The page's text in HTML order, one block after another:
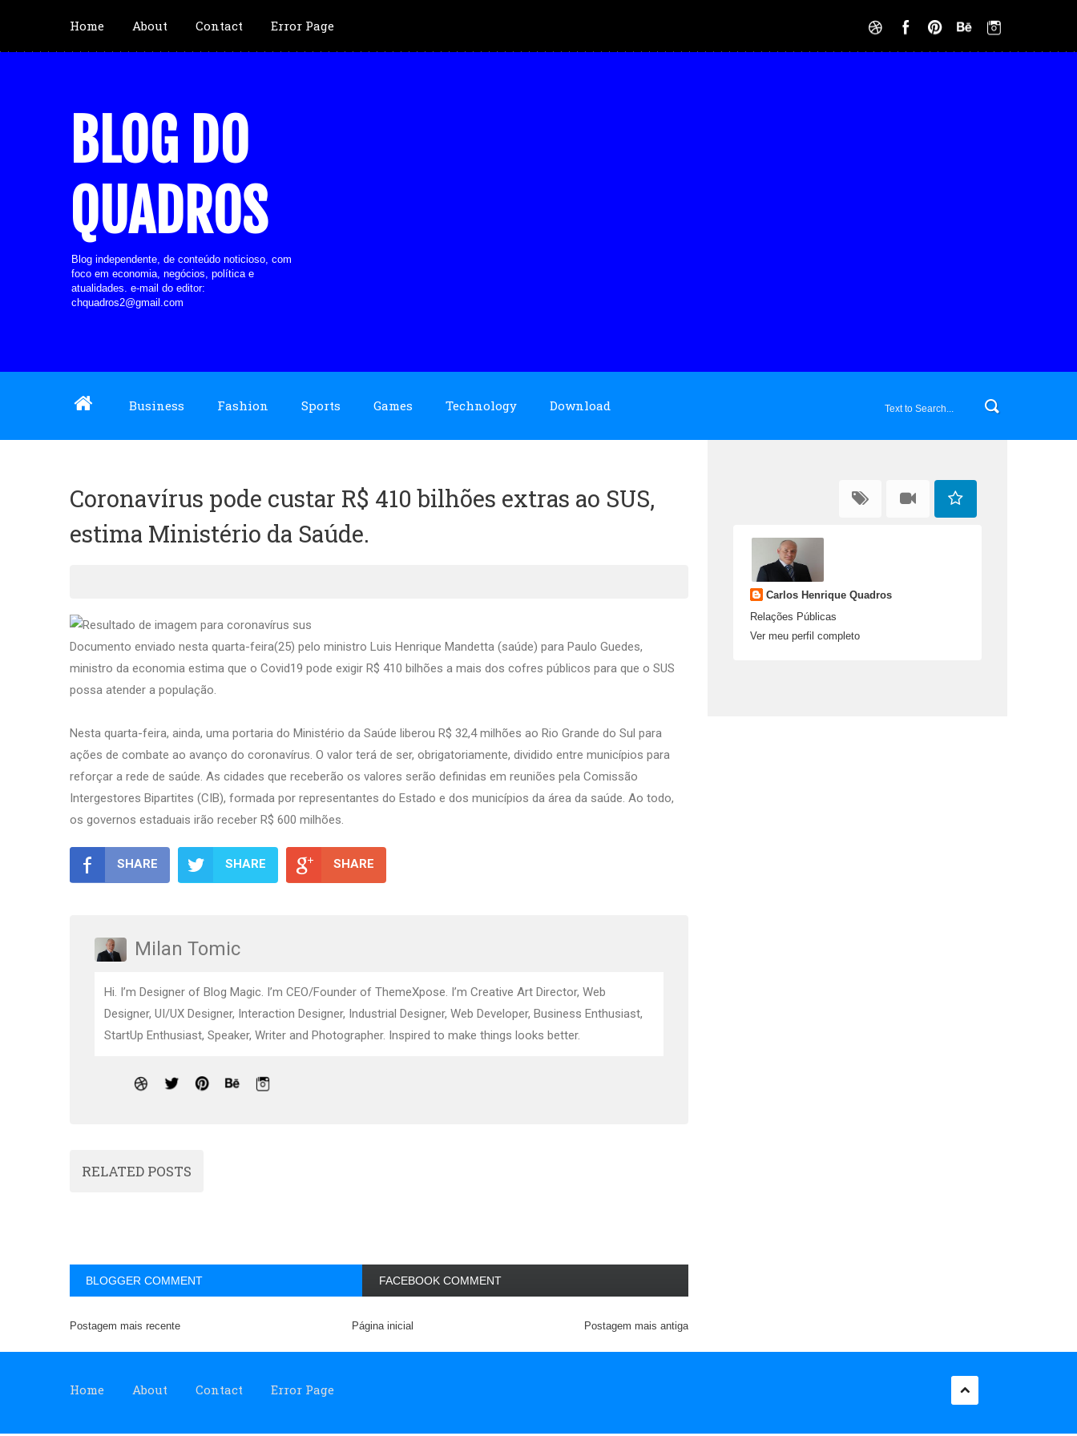
Home About Contact Error Page
BLOG DO
QUADROS
Blog independente, de conteúdo noticioso, com
foco em economia, negócios, política e
atualidades. e-mail do editor:
chquadros2@gmail.com
Business Fashion Sports Games Technology Download
Coronavírus pode custar R$ 410 bilhões extras ao SUS,
estima Ministério da Saúde.
Documento enviado nesta quarta-feira(25) pelo ministro Luis Henrique Mandetta (saúde) para Paulo Guedes,
ministro da economia estima que o Covid19 pode exigir R$ 410 bilhões a mais dos cofres públicos para que o SUS
possa atender a população.
Nesta quarta-feira, ainda, uma portaria do Ministério da Saúde liberou R$ 32,4 milhões ao Rio Grande do Sul para
ações de combate ao avanço do coronavírus. O valor terá de ser, obrigatoriamente, dividido entre municípios para
reforçar a rede de saúde. As cidades que receberão os valores serão definidas em reuniões pela Comissão
Intergestores Bipartites (CIB), formada por representantes do Estado e dos municípios da área da saúde. Ao todo,
os governos estaduais irão receber R$ 600 milhões.
SHARE SHARE SHARE
Milan Tomic
Hi. I’m Designer of Blog Magic. I’m CEO/Founder of ThemeXpose. I’m Creative Art Director, Web
Designer, UI/UX Designer, Interaction Designer, Industrial Designer, Web Developer, Business Enthusiast,
StartUp Enthusiast, Speaker, Writer and Photographer. Inspired to make things looks better.
RELATED POSTS
BLOGGER COMMENT FACEBOOK COMMENT
Postagem mais recente Postagem mais antiga
Página inicial
Carlos Henrique Quadros
Relações Públicas
Ver meu perfil completo
Home About Contact Error Page